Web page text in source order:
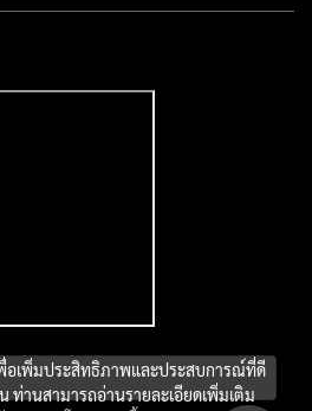
พื่อเพิ่มประสิทธิภาพและประสบการณ์ที่ดี
ท่านสามารถอ่านรายละเอียดเพิ่มเติม